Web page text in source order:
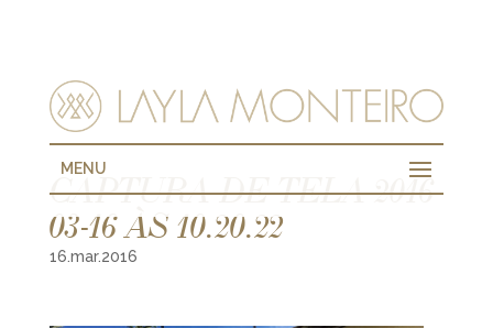
MENU
CAPTURA DE TELA 2016-
03-16 ÀS 10.20.22
16.mar.2016